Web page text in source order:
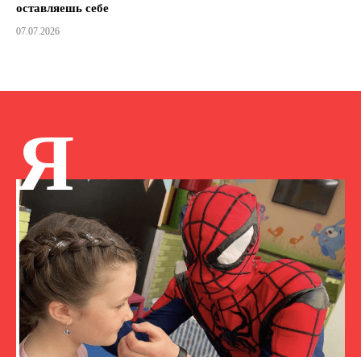
оставляешь себе
07.07.2026
Я